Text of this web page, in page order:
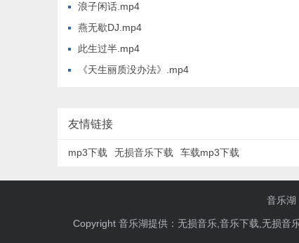
浪子闲话.mp4
燕无歇DJ.mp4
此生过半.mp4
《天生丽质没办法》.mp4
友情链接
mp3下载 无损音乐下载 车载mp3下载
音乐湖
Copyright 音乐湖提供：无损音乐,音乐下载,无损音